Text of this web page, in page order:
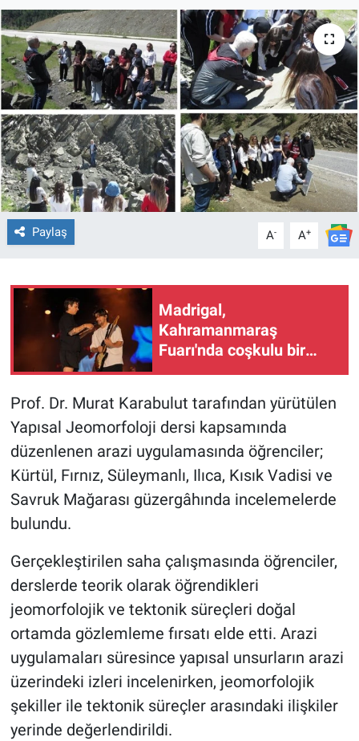
Paylaş A- A+
Madrigal,
Kahramanmaraş
Fuarı'nda coşkulu bir
Prof. Dr. Murat Karabulut tarafından yürütülen
Yapısal Jeomorfoloji dersi kapsamında
düzenlenen arazi uygulamasında öğrenciler;
Kürtül, Fırnız, Süleymanlı, Ilıca, Kısık Vadisi ve
Savruk Mağarası güzergâhında incelemelerde
bulundu.
Gerçekleştirilen saha çalışmasında öğrenciler,
derslerde teorik olarak öğrendikleri
jeomorfolojik ve tektonik süreçleri doğal
ortamda gözlemleme fırsatı elde etti. Arazi
uygulamaları süresince yapısal unsurların arazi
üzerindeki izleri incelenirken, jeomorfolojik
şekiller ile tektonik süreçler arasındaki ilişkiler
yerinde değerlendirildi.
Dünya
İlçeler
MAGAZİN
Bilim, Teknoloji
ASAYİŞ
HABERDE İNSAN
EĞİTİM
BİLİM VE TEKNOLOJİ
Güvenlik
Bölge